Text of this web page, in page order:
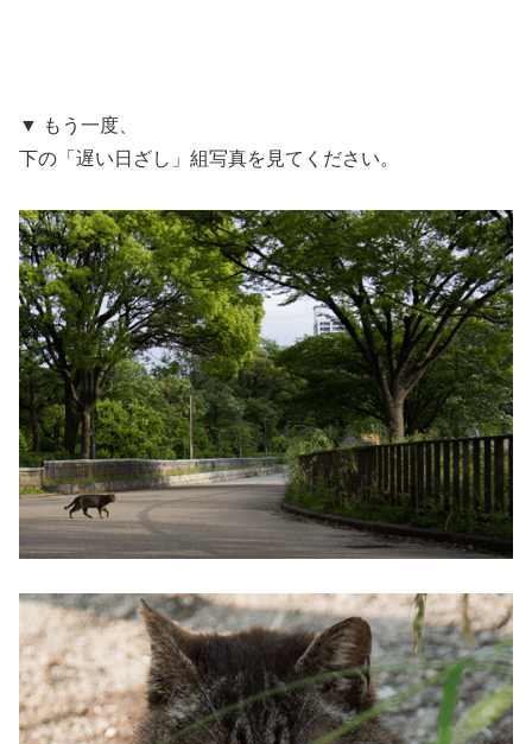
▼ もう一度、
下の「遅い日ざし」組写真を見てください。